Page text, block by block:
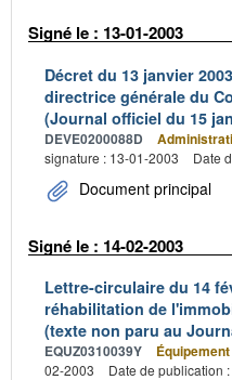
Signé le : 13-01-2003
Décret du 13 janvier
directrice générale du
(Journal officiel du 15
DEVE0200088D
signature : 13-01-2003
Date
Document principal
Signé le : 14-02-2003
Lettre-circulaire du 14
réhabilitation de
(texte non paru au
EQUZ0310039Y Équipement
02-2003
Date de publication